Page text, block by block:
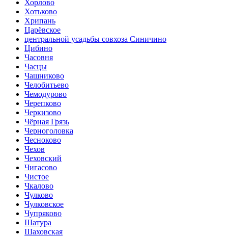
Хорлово
Хотьково
Хрипань
Царёвское
центральной усадьбы совхоза Синичино
Цибино
Часовня
Часцы
Чашниково
Челобитьево
Чемодурово
Черепково
Черкизово
Чёрная Грязь
Черноголовка
Чесноково
Чехов
Чеховский
Чигасово
Чистое
Чкалово
Чулково
Чулковское
Чупряково
Шатура
Шаховская